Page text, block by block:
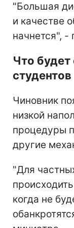
"Большая
и качестве
начнется", -
Что будет
студентов
Чиновник
низкой
процедуры
другие
"Для
когда не